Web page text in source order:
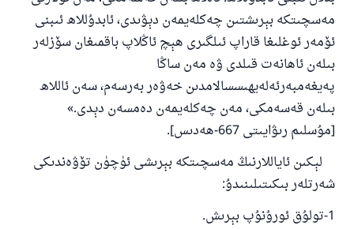
مەسچىتكە بېرىشتىن چەكلەيمەن دېۋىدى، ئابدۇللاھ ئىبنى
ئۆمەر ئوغلىغا قاراپ ئىلگىرى ھېچ ئاڭلاپ باقمىغان سۆزلەر
بىلەن ئاھانەت قىلدى ۋە مەن ساڭا
پەيغەمبەرئەلەيھىسسالامدىن خەۋەر بەرسەم، سەن ئاللاھ
بىلەن قەسەمكى، مەن چەكلەيمەن دەمسەن دېدى.»
[مۇسلىم رىۋايىتى 667-ھەدىس].
لېكىن ئاياللارنىڭ مەسچىتكە بېرىشى ئۈچۈن تۆۋەندىكى
شەرتلەر بىكىتىلىنىدۇ:
1-تولۇق ئورۇنۇپ بېرىش.
ئىئائە